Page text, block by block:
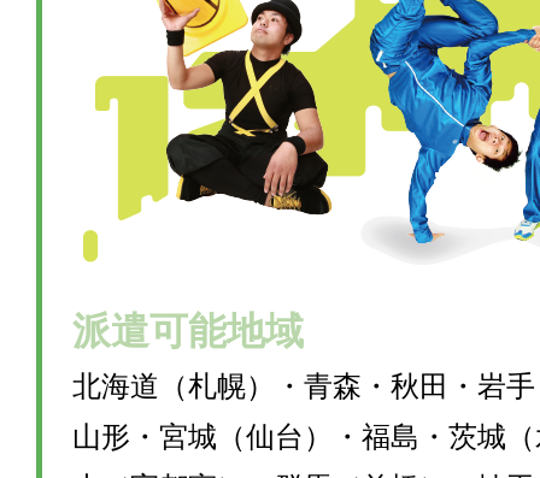
派遣可能地域
北海道（札幌）・青森・秋田・岩
山形・宮城（仙台）・福島・茨城